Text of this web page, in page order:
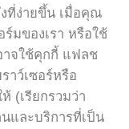
ที่ง่ายขึ้น เมื่อคุณ
มของเรา หรือใช้
าจใช้คุกกี้ แฟลช
าว์เซอร์หรือ
(เรียกรวมว่า
และบริการที่เป็น